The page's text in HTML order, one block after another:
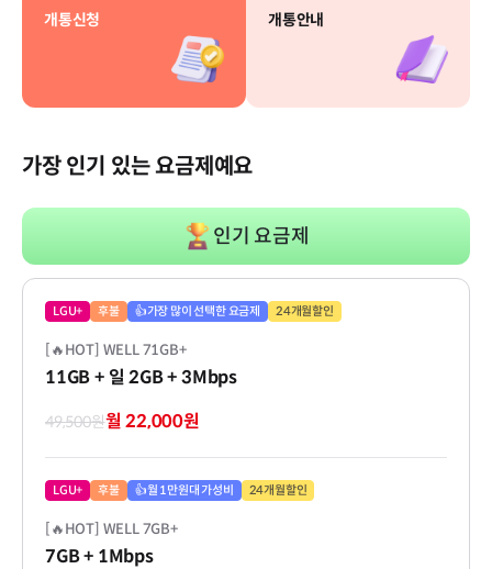
개통신청 개통안내
가장 인기 있는 요금제예요
인기 요금제
LGU+ 후불 👍가장 많이 선택한 요금제 24개월할인
[🔥HOT] WELL 71GB+
11GB+ 일 2GB+ 3Mbps
49,500원월 22,000원
LGU+ 후불 👍월 1만원대 가성비 24개월할인
[🔥HOT] WELL 7GB+
7GB+ 1Mbps